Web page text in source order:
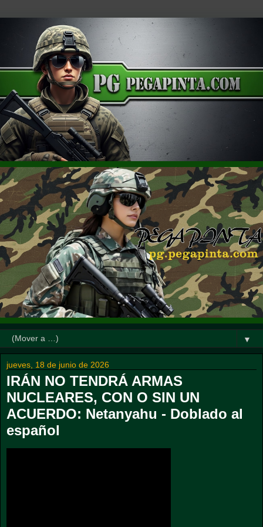
▼
jueves, 18 de junio de 2026
IRÁN NO TENDRÁ ARMAS
NUCLEARES, CON O SIN UN
ACUERDO: Netanyahu - Doblado al
español